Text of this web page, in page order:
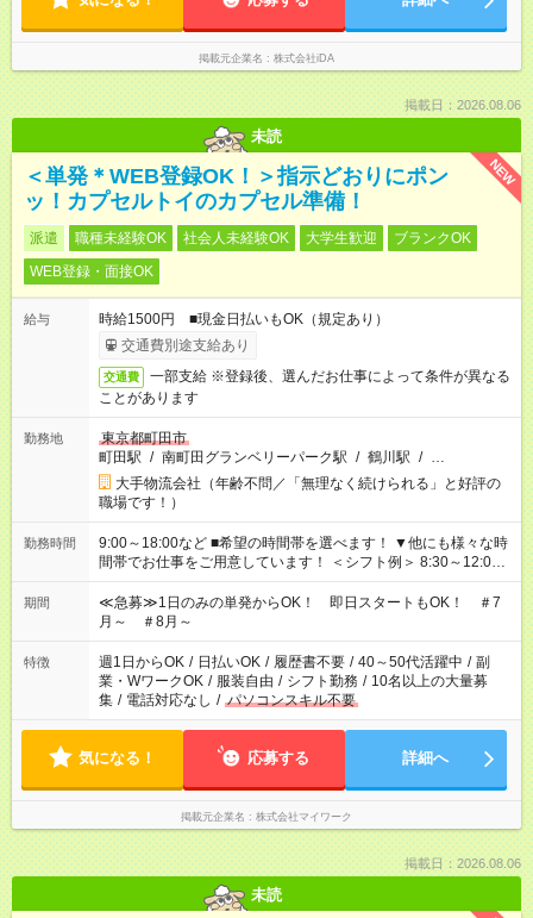
掲載元企業名 株式会社iDA
掲載日：2026.08.06
未読
NEW
＜単発＊WEB登録OK！＞指示どおりにポン
ッ！カプセルトイのカプセル準備！
派遣 職種未経験OK 社会人未経験OK 大学生歓迎
ブランクOK
WEB登録・面接OK
給与
時給1500円 ■現金日払いもOK（規定あり）
交通費別途支給あり
交通費
一部支給 ※登録後、選んだお仕事によって条件が異なる
ことがあります
勤務地
東京都町田市
町田駅 / 南町田グランベリーパーク駅 / 鶴川駅 / …
大手物流会社（年齢不問／「無理なく続けられる」と好評の
職場です！）
勤務時間
9:00～18:00など ■希望の時間帯を選べます！ ▼他にも様々な時
間帯でお仕事をご用意しています！ ＜シフト例＞ 8:30～12:00
17:00～22:00 13:00～22:00 22:00～翌6:00 など
期間
≪急募≫1日のみの単発からOK！ 即日スタートもOK！ ＃7
月～ ＃8月～
特徴 週1日からOK / 日払いOK / 履歴書不要 / 40～50代活躍中 / 副
業・WワークOK / 服装自由 / シフト勤務 / 10名以上の大量募
集 / 電話対応なし / パソコンスキル不要
気になる！ 応募する 詳細へ
掲載元企業名 株式会社マイワーク
掲載日：2026.08.06
未読